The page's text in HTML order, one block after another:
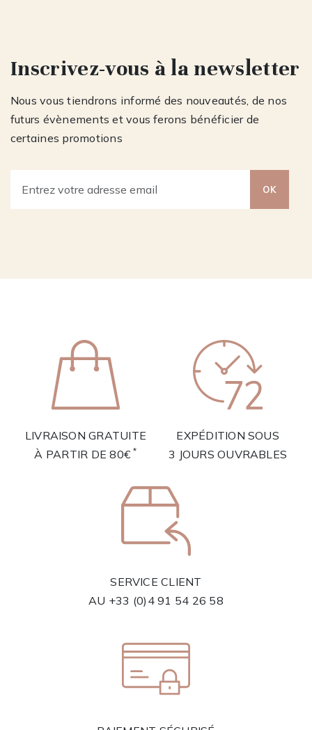
Inscrivez-vous à la newsletter
Nous vous tiendrons informé des nouveautés, de nos
futurs évènements et vous ferons bénéficier de
certaines promotions
OK
LIVRAISON GRATUITE
À PARTIR DE 80€ *
EXPÉDITION SOUS
3 JOURS OUVRABLES
SERVICE CLIENT
AU +33 (0)4 91 54 26 58